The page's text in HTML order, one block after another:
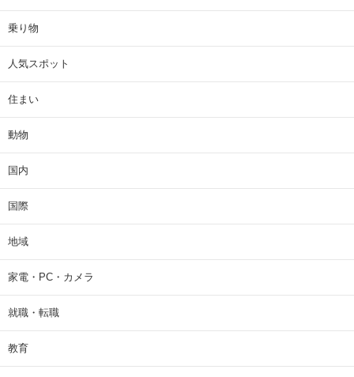
乗り物
人気スポット
住まい
動物
国内
国際
地域
家電・PC・カメラ
就職・転職
教育